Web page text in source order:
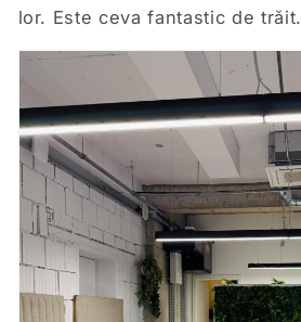
lor. Este ceva fantastic de trăit.